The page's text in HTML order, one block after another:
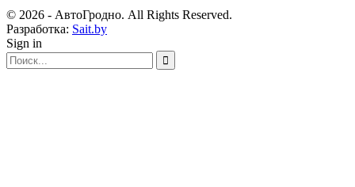
© 2026 - АвтоГродно. All Rights Reserved.
Разработка: Sait.by
Sign in